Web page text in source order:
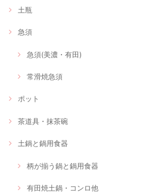
土瓶
急須
急須(美濃・有田)
常滑焼急須
ポット
茶道具・抹茶碗
土鍋と鍋用食器
柄が揃う鍋と鍋用食器
有田焼土鍋・コンロ他